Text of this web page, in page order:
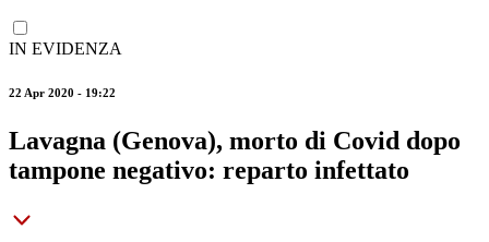
IN EVIDENZA
22 Apr 2020 - 19:22
Lavagna (Genova), morto di Covid dopo
tampone negativo: reparto infettato